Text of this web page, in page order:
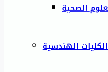
الصحية
الكليات الهندسية